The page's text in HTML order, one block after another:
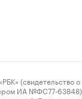
о
ИА №ФС77-63848)